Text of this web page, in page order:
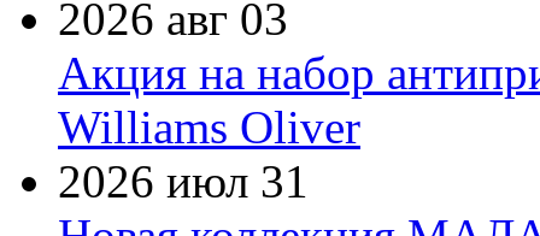
2026 авг 03
Акция на набор
Williams Oliver
2026 июл 31